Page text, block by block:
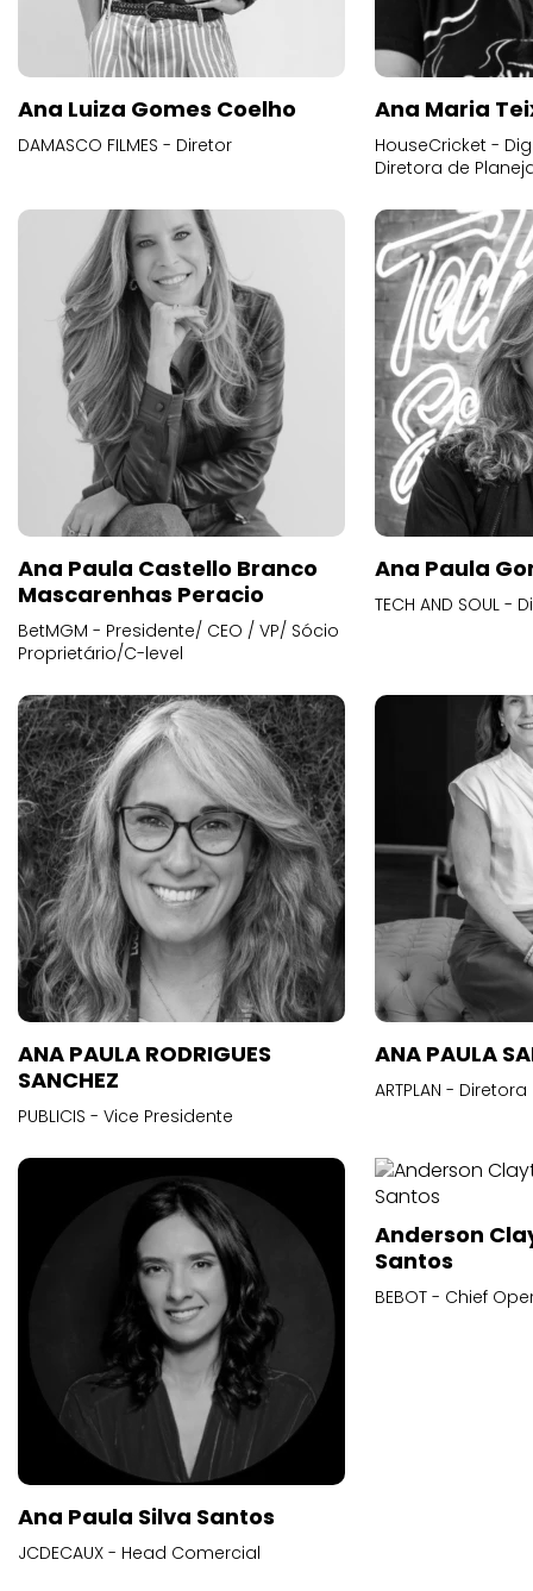
Ana Luiza Gomes Coelho
DAMASCO FILMES - Diretor
Ana Maria
HouseCricket -
Diretora de
Ana Paula Castello Branco
Mascarenhas Peracio
BetMGM - Presidente/ CEO / VP/ Sócio
Proprietário/C-level
Ana Paula
TECH AND SOUL
ANA PAULA RODRIGUES
SANCHEZ
PUBLICIS - Vice Presidente
ANA PAULA
ARTPLAN -
Ana Paula Silva Santos
JCDECAUX - Head Comercial
Anderson
Santos
BEBOT - Chief